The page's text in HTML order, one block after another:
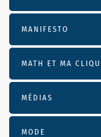
MANIFESTO
MATH ET MA
MÉDIAS
MODE